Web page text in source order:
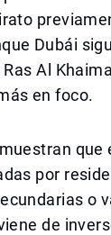
Dubái
Al
en foco.
que
por
o
de